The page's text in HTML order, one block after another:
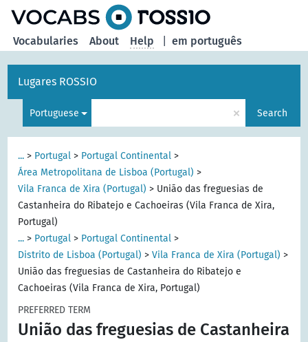
em português
Vocabularies About Help
Lugares ROSSIO
Portuguese × Search
... > Portugal > Portugal Continental >
Área Metropolitana de Lisboa (Portugal) >
Vila Franca de Xira (Portugal) > União das freguesias de
Castanheira do Ribatejo e Cachoeiras (Vila Franca de Xira,
Portugal)
... > Portugal > Portugal Continental >
Distrito de Lisboa (Portugal) >Vila Franca de Xira (Portugal) >
União das freguesias de Castanheira do Ribatejo e
Cachoeiras (Vila Franca de Xira, Portugal)
PREFERRED TERM
União das freguesias de Castanheira